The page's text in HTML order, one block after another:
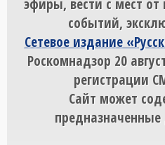
эфиры, вести с мест от
событий,
Сетевое издание
Роскомнадзор 20
регистрации
Сайт может